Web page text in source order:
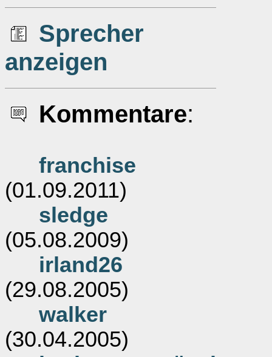
Sprecher
anzeigen
Kommentare:
franchise
(01.09.2011)
sledge
(05.08.2009)
irland26
(29.08.2005)
walker
(30.04.2005)